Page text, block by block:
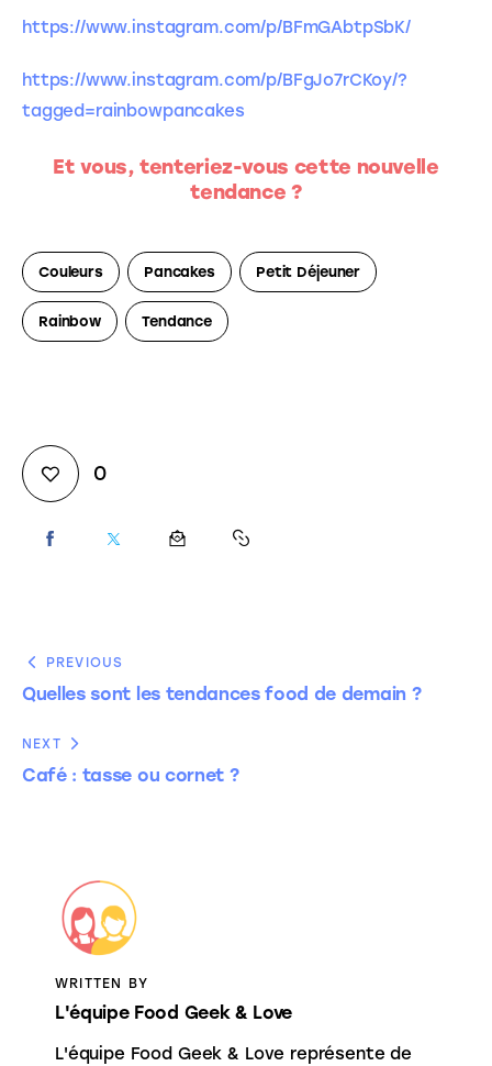
https://www.instagram.com/p/BFmGAbtpSbK/
https://www.instagram.com/p/BFgJo7rCKoy/?
tagged=rainbowpancakes
Et vous, tenteriez-vous cette nouvelle
tendance ?
Couleurs Pancakes Petit Déjeuner
Rainbow Tendance
0
PREVIOUS
Quelles sont les tendances food de demain ?
NEXT
Café : tasse ou cornet ?
WRITTEN BY
L'équipe Food Geek & Love
L'équipe Food Geek & Love représente de